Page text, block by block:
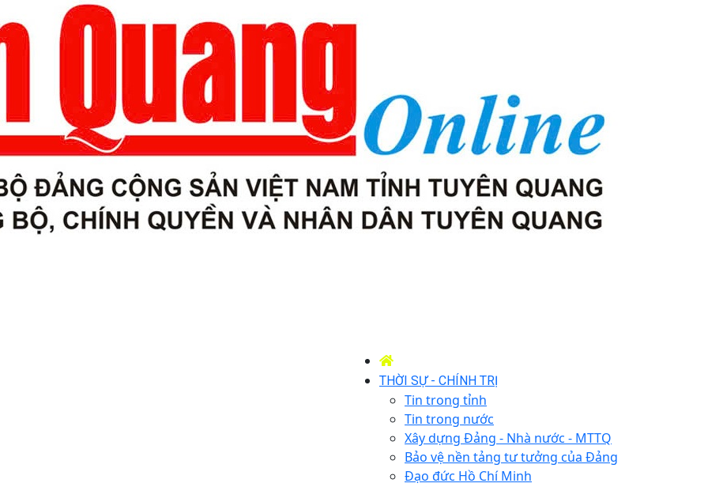
THỜI SỰ - CHÍNH TRỊ
Tin trong tỉnh
Tin trong nước
Xây dựng Đảng - Nhà nước - MTTQ
Bảo vệ nền tảng tư tưởng của Đảng
Đạo đức Hồ Chí Minh